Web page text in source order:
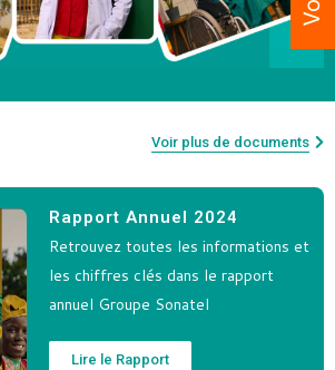
Voir plus de documents
Rapport Annuel 2024
Retrouvez toutes les informations et
les chiffres clés dans le rapport
annuel Groupe Sonatel
Lire le Rapport